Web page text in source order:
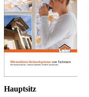
Hauptsitz